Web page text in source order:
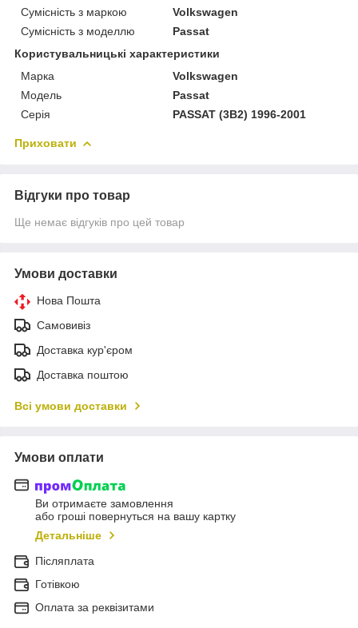
Сумісність з маркою
Volkswagen
Сумісність з моделлю
Passat
Користувальницькі характеристики
Марка
Volkswagen
Модель
Passat
Серія
PASSAT (3B2) 1996-2001
Приховати
Відгуки про товар
Ще немає відгуків про цей товар
Умови доставки
Нова Пошта
Самовивіз
Доставка кур'єром
Доставка поштою
Всі умови доставки
Умови оплати
Ви отримаєте замовлення
або гроші повернуться на вашу картку
Детальніше
Післяплата
Готівкою
Оплата за реквізитами